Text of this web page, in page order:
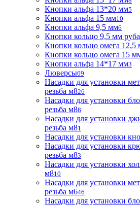
Кнопки альфа 13*20 мм5
Кнопки альфа 15 мм10
Кнопки альфа 9,5 мм6
Кнопки кольцо 9,5 мм
Кнопки кольцо омега 12,5
Кнопки кольцо омега 15
Кнопки альфа 14*17 мм3
Люверсы69
Насадки для установки
резьба м826
Насадки для установки
резьба м88
Насадки для установки
резьба м81
Насадки для установки
Насадки для установки
резьба м83
Насадки для установки
м810
Насадки для установки
резьба м646
Насадки для установки